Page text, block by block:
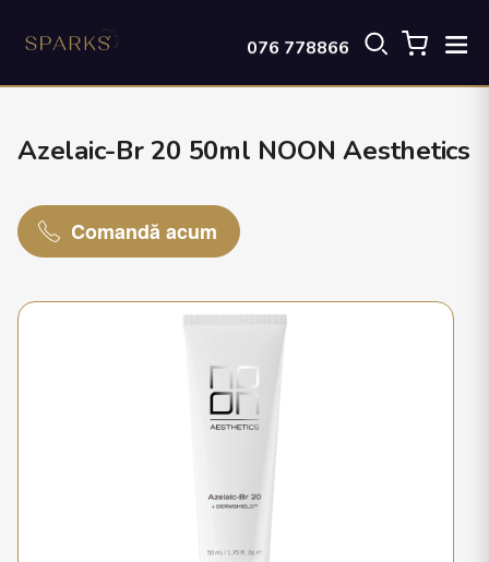
076 778866
Azelaic-Br 20 50ml NOON Aesthetics
Comandă acum